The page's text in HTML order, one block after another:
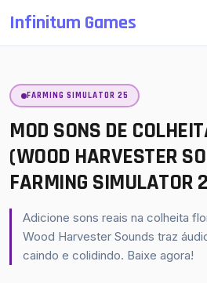
Infinitum Games
SUGESTÕES
Mods OMSI 2
Proton Bus Simulator
Mods ETS 2
American Truck Simulator
FARMING SIMULATOR 25
MOD SONS DE
(WOOD HARVESTER
FARMING SIMULATOR
Adicione sons reais na colheita
Wood Harvester Sounds traz
caindo e colidindo. Baixe agora!